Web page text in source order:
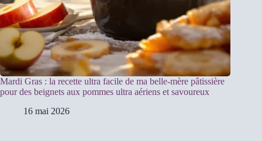
Mardi Gras : la recette ultra facile de ma belle-mère pâtissière
pour des beignets aux pommes ultra aériens et savoureux
16 mai 2026